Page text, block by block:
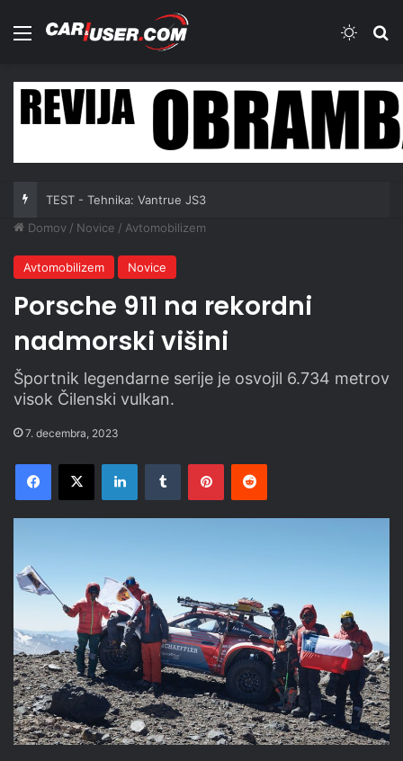
Meni
TEST - Tehnika: Vantrue JS3
Domov / Novice / Avtomobilizem
Avtomobilizem Novice
Porsche 911 na rekordni
nadmorski višini
Športnik legendarne serije je osvojil 6.734 metrov
visok Čilenski vulkan.
7. decembra, 2023
Facebook
X LinkedInTumblr PinterestReddit